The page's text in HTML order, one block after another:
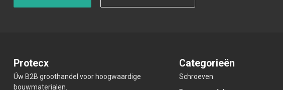
Protecx
Úw B2B groothandel voor hoogwaardige
bouwmaterialen.
Categorieën
Schroeven